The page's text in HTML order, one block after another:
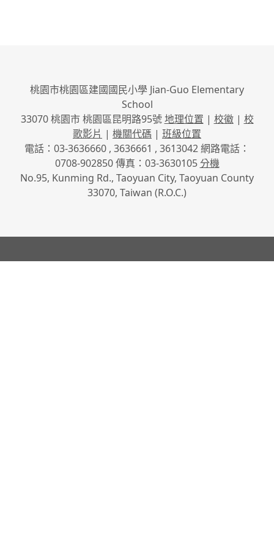
桃園市桃園區建國國民小學 Jian-Guo Elementary
School
33070 桃園市 桃園區昆明路95號地理位置 | 校徽| 校
歌影片 | 機關代碼 | 班級位置
電話：03-3636660 , 3636661 , 3613042 網路電話：
0708-902850 傳真：03-3630105分機
No.95, Kunming Rd., Taoyuan City, Taoyuan County
33070, Taiwan (R.O.C.)